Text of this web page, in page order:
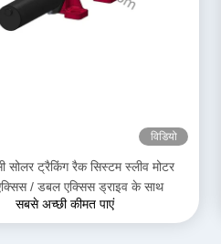
विडियो
सोलर ट्रैकिंग रैक सिस्टम स्लीव मोटर
/ डबल एक्सिस ड्राइव के साथ
सबसे अच्छी कीमत पाएं